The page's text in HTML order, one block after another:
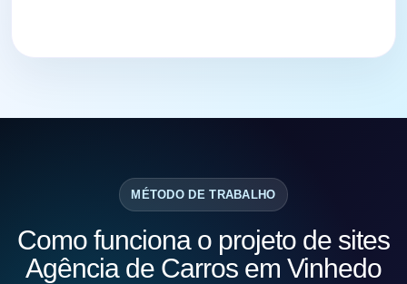
MÉTODO DE TRABALHO
Como funciona o projeto de sites
Agência de Carros em Vinhedo